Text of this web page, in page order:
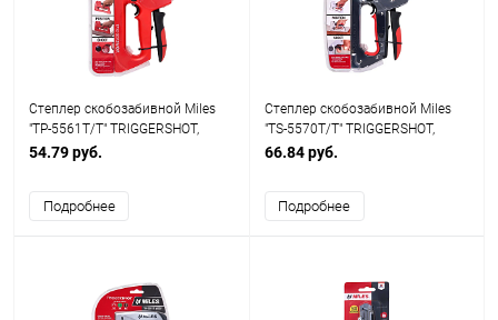
Степлер скобозабивной Miles
"TP-5561T/T" TRIGGERSHOT,
регулировка силы удара
54.79 руб.
Подробнее
Степлер скобозабивной Miles
"TS-5570T/T" TRIGGERSHOT,
регулировка силы удара
66.84 руб.
Подробнее